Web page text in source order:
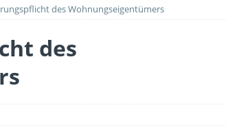
des Wohnungseigentümers
des